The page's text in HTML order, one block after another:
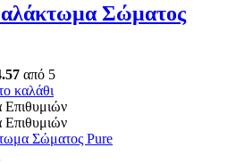
Σώματος
από 5
καλάθι